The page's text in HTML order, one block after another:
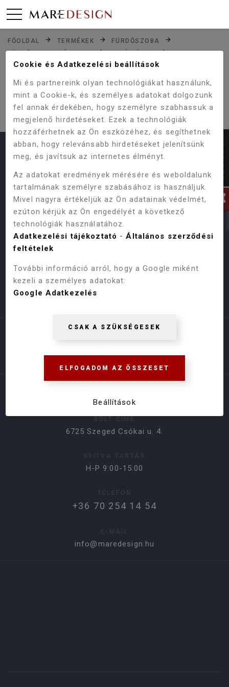
FŐOLDAL TERMÉKEK
FÜRDŐSZOBA
FÜRDŐSZOBA BÚTOROK
ALSÓ BÚTOR
TBOSS LUX 50 ALSÓ BÚTOR MOSDÓVAL
SAJNOS NINCS ILYEN TERMÉKÜNK,
VAGY MÁR KORÁBBAN MEGSZŰNT.
HASZNOS LINKEK
Termékeink Vásárlás menete
ÁSZF
Online Vitarendezési Platform
Adatvédelmi Szabályzat
Gyakori kérdések
6725 Szeged Csókai u. 4.
H-P 9:00-15:00
+36 70 254 14 54
info@maredesign.hu
Cookie és Adatkezelési beállítások
Mi és partnereink olyan technológiákat használunk,
mint a Cookie-k, és személyes adatokat dolgozunk
fel annak érdekében, hogy személyre szabhassuk a
megjelenő hirdetéseket. Ezek a technológiák
hozzáférhetnek az Ön eszközéhez, és segíthetnek
abban, hogy relevánsabb hirdetéseket jelenítsünk
meg, és javítsuk az internetes élményt.
Az adatokat eredmények mérésére és weboldalunk
tartalmának személyre szabásához is használjuk.
Mivel nagyra értékeljük az Ön adatainak védelmét,
ezúton kérjük az Ön engedélyét a következő
technológiák használatához.
Adatkezelési tájékoztató -Általános szerződési
feltételek
További információ arról, hogy a Google miként
kezeli a személyes adatokat:
Google Adatkezelés
CSAK A SZÜKSÉGESEK
ELFOGADOM AZ ÖSSZESET
Beállítások